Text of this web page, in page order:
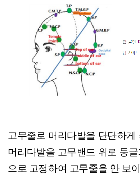
고무줄로 머리다발을 단단하게
머리다발을 고무밴드 위로 둥
으로 고정하여 고무줄을 안 보